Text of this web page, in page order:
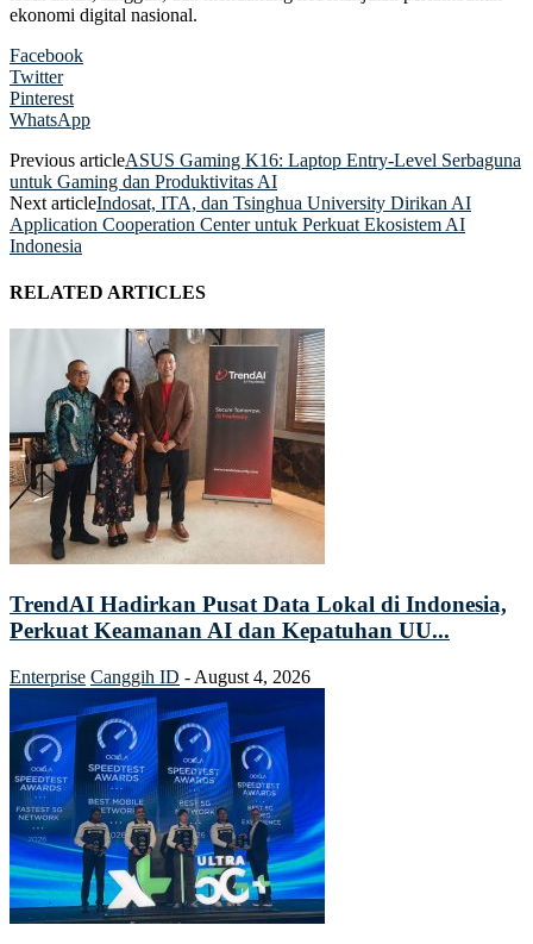
ekonomi digital nasional.
Facebook
Twitter
Pinterest
WhatsApp
Previous articleASUS Gaming K16: Laptop Entry-Level Serbaguna
untuk Gaming dan Produktivitas AI
Next articleIndosat, ITA, dan Tsinghua University Dirikan AI
Application Cooperation Center untuk Perkuat Ekosistem AI
Indonesia
RELATED ARTICLES
TrendAI Hadirkan Pusat Data Lokal di Indonesia,
Perkuat Keamanan AI dan Kepatuhan UU...
Enterprise Canggih ID - August 4, 2026